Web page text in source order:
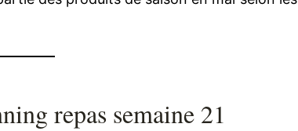
repas semaine 21